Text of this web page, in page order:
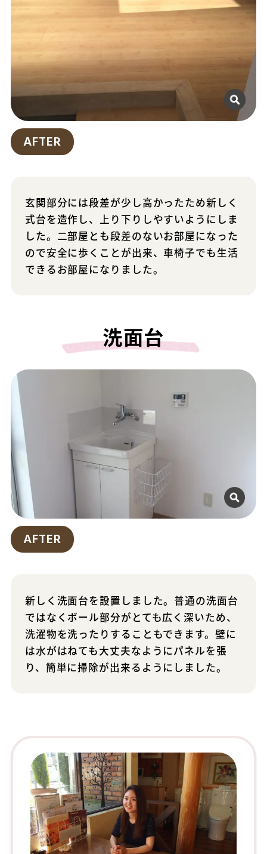
AFTER
玄関部分には段差が少し高かったため新しく
式台を造作し、上り下りしやすいようにしま
した。二部屋とも段差のないお部屋になった
ので安全に歩くことが出来、車椅子でも生活
できるお部屋になりました。
洗面台
AFTER
新しく洗面台を設置しました。普通の洗面台
ではなくボール部分がとても広く深いため、
洗濯物を洗ったりすることもできます。壁に
は水がはねても大丈夫なようにパネルを張
り、簡単に掃除が出来るようにしました。